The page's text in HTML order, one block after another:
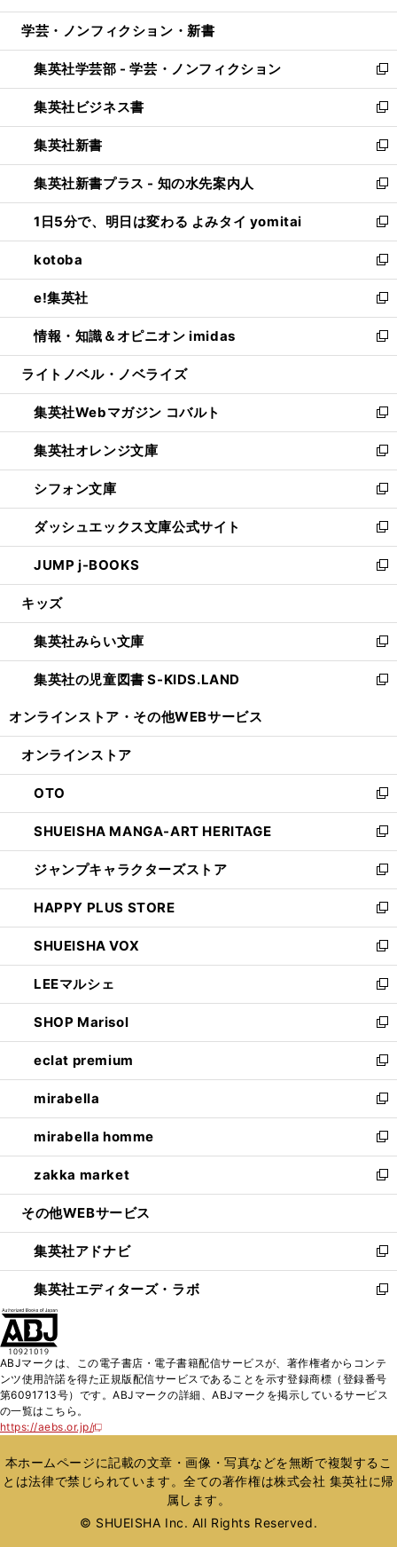
開
ウ
開
く
ン
ウ
で
開
く
ウ
ン
ド
ウ
で
開
く
し
ウ
ィ
ン
ド
ウ
で
開
く
学芸・ノンフィクション・新書
集英社学芸部 - 学芸・ノンフィクション
新
し
い
ウ
ィ
ン
ド
ウ
で
開
く
集英社ビジネス書
新
し
い
ウ
ィ
ン
ド
ウ
で
開
く
集英社新書
新
し
い
ウ
ィ
ン
ド
ウ
で
開
く
集英社新書プラス - 知の水先案内人
新
し
い
ウ
ィ
ン
ド
ウ
で
開
1日5分で、明日は変わる よみタイ yomitai
新
し
い
ウ
ィ
ン
ド
ウ
開
く
kotoba
新
し
い
ウ
ィ
ン
ウ
で
開
く
e!集英社
新
し
い
ウ
ン
ド
ウ
で
開
く
情報・知識＆オピニオン imidas
新
し
ウ
ィ
ン
ド
ウ
で
開
く
ライトノベル・ノベライズ
集英社Webマガジン コバルト
新
し
い
ウ
ィ
ン
ド
ウ
で
開
集英社オレンジ文庫
新
し
い
ウ
ィ
ン
ド
ウ
開
く
シフォン文庫
新
し
い
ウ
ィ
ン
ウ
で
開
く
ダッシュエックス文庫公式サイト
新
し
い
ウ
ン
ド
ウ
で
JUMP j-BOOKS
新
し
ウ
ィ
ン
ド
開
キッズ
集英社みらい文庫
新
し
い
ン
ウ
で
開
く
集英社の児童図書 S-KIDS.LAND
新
ウ
ン
ド
ウ
で
開
く
オンラインストア・ その他WEBサービス
オンラインストア
OTO
新
し
い
ウ
ィ
ン
ド
ウ
で
開
く
SHUEISHA MANGA-ART HERITAGE
新
し
い
ウ
ィ
ン
ド
ウ
で
開
く
ジャンプキャラクターズストア
新
し
い
ウ
ィ
ン
ド
ウ
で
開
く
HAPPY PLUS STORE
新
し
い
ウ
ィ
ン
ド
ウ
で
開
く
SHUEISHA VOX
新
し
い
ウ
ィ
ン
ド
ウ
で
開
く
LEEマルシェ
新
し
い
ウ
ィ
ン
ド
ウ
で
開
く
SHOP Marisol
新
し
い
ウ
ィ
ン
ド
ウ
で
開
eclat premium
新
し
い
ウ
ィ
ン
ド
ウ
開
く
mirabella
新
し
い
ウ
ィ
ン
ウ
で
開
く
mirabella homme
新
し
い
ウ
ン
ド
ウ
で
zakka market
新
し
ウ
ィ
ン
ド
く
その他WEBサービス
集英社アドナビ
新
し
い
ド
ウ
で
集英社エディターズ・ラボ
新
ィ
ン
ド
開
く
ABJマークは、この電子書店・電子書籍配信サービスが、著作権者からコンテ
ンツ使用許諾を得た正規版配信サービスであることを示す登録商標（登録番号
第6091713号）です。ABJマークの詳細、ABJマークを掲示しているサービス
の一覧はこちら。
https://aebs.or.jp/
新
い
ウ
ィ
ウ
本ホームページに記載の文章・画像・写真などを無断で複製するこ
とは法律で禁じられています。全ての著作権は株式会社 集英社に帰
属します。
© SHUEISHA Inc. All Rights Reserved.